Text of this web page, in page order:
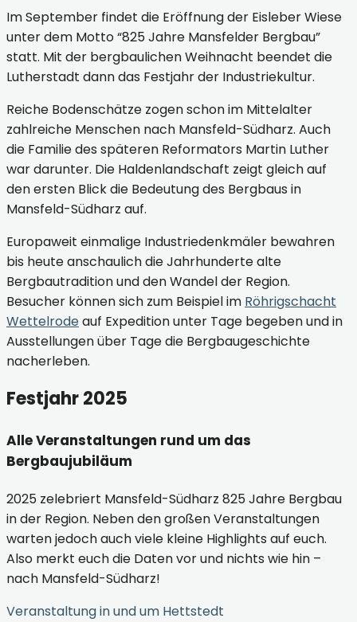
Im September findet die Eröffnung der Eisleber Wiese
unter dem Motto “825 Jahre Mansfelder Bergbau”
statt. Mit der bergbaulichen Weihnacht beendet die
Lutherstadt dann das Festjahr der Industriekultur.
Reiche Bodenschätze zogen schon im Mittelalter
zahlreiche Menschen nach Mansfeld-Südharz. Auch
die Familie des späteren Reformators Martin Luther
war darunter. Die Haldenlandschaft zeigt gleich auf
den ersten Blick die Bedeutung des Bergbaus in
Mansfeld-Südharz auf.
Europaweit einmalige Industriedenkmäler bewahren
bis heute anschaulich die Jahrhunderte alte
Bergbautradition und den Wandel der Region.
Besucher können sich zum Beispiel im Röhrigschacht
Wettelrodeauf Expedition unter Tage begeben und in
Ausstellungen über Tage die Bergbaugeschichte
nacherleben.
Festjahr 2025
Alle Veranstaltungen rund um das
Bergbaujubiläum
2025 zelebriert Mansfeld-Südharz 825 Jahre Bergbau
in der Region. Neben den großen Veranstaltungen
warten jedoch auch viele kleine Highlights auf euch.
Also merkt euch die Daten vor und nichts wie hin –
nach Mansfeld-Südharz!
Veranstaltung in und um Hettstedt